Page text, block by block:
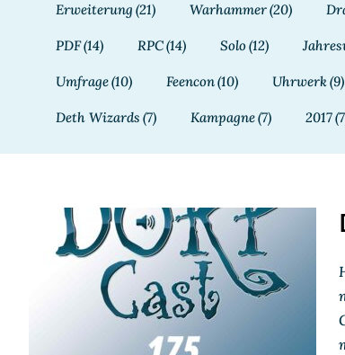
Erweiterung (21) Warhammer(20)
PDF(14) RPC(14) Solo(12)
Umfrage(10) Feencon(10) Uhrwerk(9)
Deth Wizards (7) Kampagne(7) 2017
DORPCast 175:
Fanwerk und
Community-
Programme